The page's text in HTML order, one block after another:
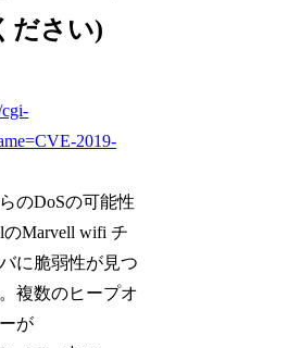
ださい)
2019-
のDoSの可能性
のMarvell wifi チ
に脆弱性が見つ
複数のヒープオ
が